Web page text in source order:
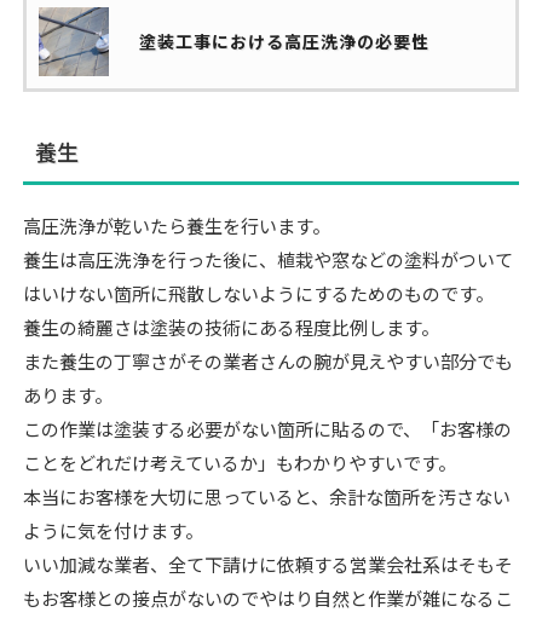
塗装工事における高圧洗浄の必要性
養生
高圧洗浄が乾いたら養生を行います。
養生は高圧洗浄を行った後に、植栽や窓などの塗料がついて
はいけない箇所に飛散しないようにするためのものです。
養生の綺麗さは塗装の技術にある程度比例します。
また養生の丁寧さがその業者さんの腕が見えやすい部分でも
あります。
この作業は塗装する必要がない箇所に貼るので、「お客様の
ことをどれだけ考えているか」もわかりやすいです。
本当にお客様を大切に思っていると、余計な箇所を汚さない
ように気を付けます。
いい加減な業者、全て下請けに依頼する営業会社系はそもそ
もお客様との接点がないのでやはり自然と作業が雑になるこ